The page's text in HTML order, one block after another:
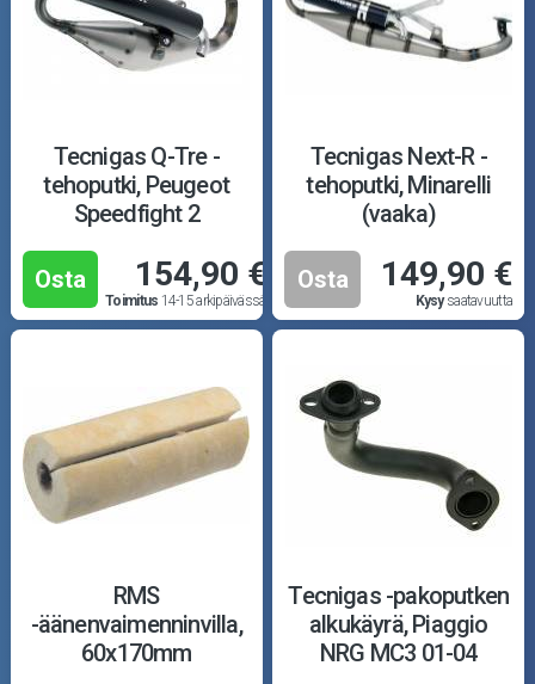
Tecnigas Q-Tre -
tehoputki, Peugeot
Speedfight 2
Osta 154,90 €
Toimitus 14-15 arkipäivässä
Tecnigas Next-R -
tehoputki, Minarelli
(vaaka)
Osta 149,90 €
Kysysaatavuutta
RMS
-äänenvaimenninvilla,
60x170mm
Tecnigas -pakoputken
alkukäyrä, Piaggio
NRG MC3 01-04